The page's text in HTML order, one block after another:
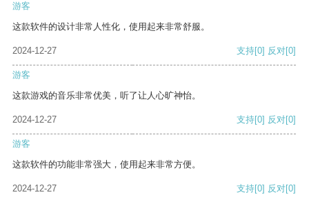
游客
这款软件的设计非常人性化，使用起来非常舒服。
2024-12-27 支持[0] 反对[0]
游客
这款游戏的音乐非常优美，听了让人心旷神怡。
2024-12-27 支持[0] 反对[0]
游客
这款软件的功能非常强大，使用起来非常方便。
2024-12-27 支持[0] 反对[0]